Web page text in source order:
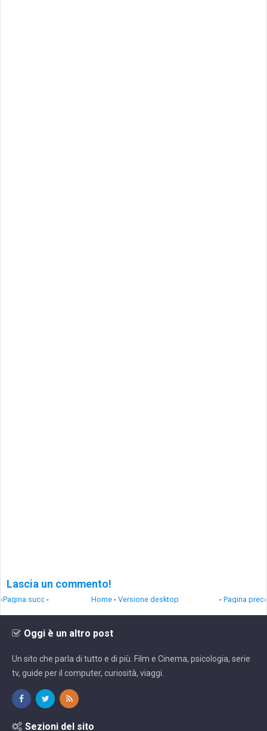
Lascia un commento!
‹Pagina succ - - Pagina prec›
Home - Versione desktop
Oggi è un altro post
Un sito che parla di tutto e di più. Film e Cinema, psicologia, serie
tv, guide per il computer, curiosità, viaggi.
Sezioni del sito